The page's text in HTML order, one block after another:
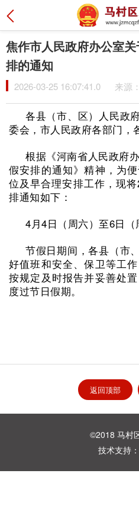
焦作市人民政府办公室
排的通知
2026-03-25 16:07:41.0 来源：
各县（市、区）人民政
委会，市人民政府各部门，
根据《河南省人民政府
假安排的通知》精神，为
位及早合理安排工作，现
排通知如下：
4月4日（周六）至6日（
节假日期间，各县（市
好值班和安全、保卫等工
按规定及时报告并妥善处
度过节日假期。
返回顶部
©2018 马村
技术支持：